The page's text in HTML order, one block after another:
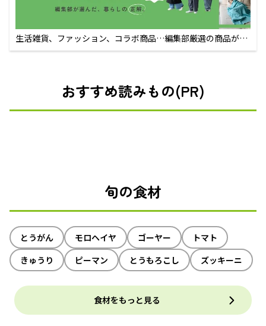
生活雑貨、ファッション、コラボ商品…編集部厳選の商品が買
えるECサイト
おすすめ読みもの(PR)
旬の食材
とうがん モロヘイヤ ゴーヤー
トマト
きゅうり
ピーマン とうもろこし ズッキーニ
食材をもっと見る